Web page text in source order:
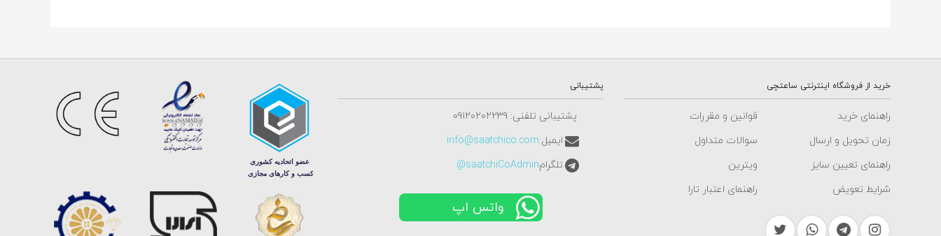
خرید از فروشگاه اینترنتی ساعتچی
راهنمای خرید
قوانین و مقررات
زمان تحویل و ارسال
سوالات متداول
راهنمای تعیین سایز
ویترین
شرایط تعویض
راهنمای اعتبار تارا
پشتیبانی
پشتیبانی تلفنی: ٠٩١٢٠٢٠٢٢٣٩
ایمیل:info@saatchico.com
تلگرامsaatchiCoAdmin@
واتس اپ